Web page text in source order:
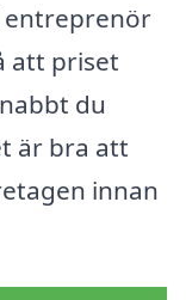
entreprenör
att priset
du
är bra att
innan